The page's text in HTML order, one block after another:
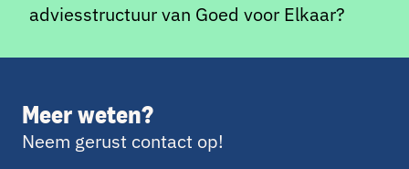
adviesstructuur van Goed voor Elkaar?
Meer weten?
Neem gerust contact op!